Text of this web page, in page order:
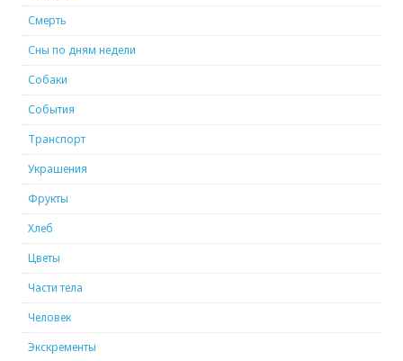
Смерть
Сны по дням недели
Собаки
События
Транспорт
Украшения
Фрукты
Хлеб
Цветы
Части тела
Человек
Экскременты